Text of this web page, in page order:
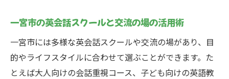
一宮市の英会話スクールと交流の場の活用術
一宮市には多様な英会話スクールや交流の場があり、目
的やライフスタイルに合わせて選ぶことができます。た
とえば大人向けの会話重視コース、子ども向けの英語教